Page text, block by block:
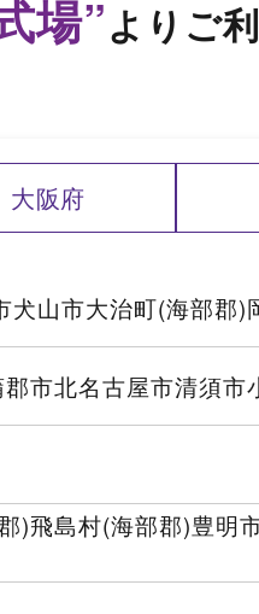
場”よりご
大阪府
犬山市大治町(海部郡)
郡市北名古屋市清須市
)飛島村(海部郡)豊明